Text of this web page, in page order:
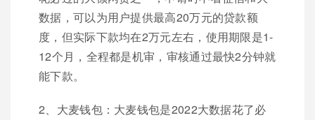
数据，可以为用户提供最高20万元的贷款额
度，但实际下款均在2万元左右，使用期限是1-
12个月，全程都是机审，审核通过最快2分钟就
能下款。
2、大麦钱包：大麦钱包是2022大数据花了必